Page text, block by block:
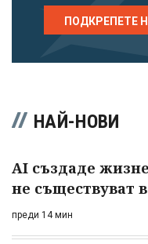
ПОДКРЕПЕТЕ
НАЙ-НОВИ
AI създаде
не съществуват
преди 14 мин